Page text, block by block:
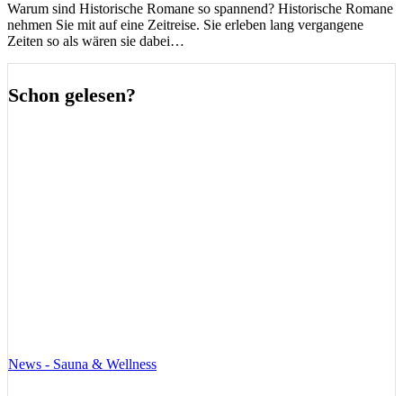
Warum sind Historische Romane so spannend? Historische Romane
nehmen Sie mit auf eine Zeitreise. Sie erleben lang vergangene
Zeiten so als wären sie dabei…
Schon gelesen?
News - Sauna & Wellness